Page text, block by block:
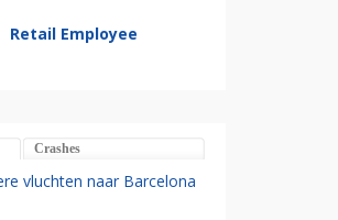
Retail Employee
Crashes
vluchten naar Barcelona